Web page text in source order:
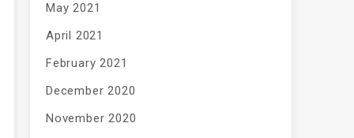
May 2021
April 2021
February 2021
December 2020
November 2020